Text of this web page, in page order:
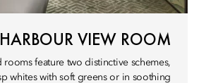
VIEW ROOM
rooms feature two distinctive schemes,
whites with soft greens or in soothing